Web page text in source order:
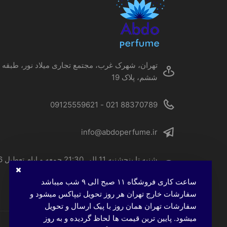
ساعت کاری فروشگاه ۱۱ صبح الی ۹ شب میباشد
سفارشات خارج تهران هر روز تحویل تیپاکس میشود و
سفارشات تهران همان روز با پیک ارسال و تحویل
میشود. پایین ترین قیمت ها لحاظ گردیده و به روز
تهران، شهرک غرب، مجتمع تجاری میلاد نور، طبقه
ششم، پلاک 19
88370789 021 - 09125559621
info@abdoperfume.ir
شنبه تا